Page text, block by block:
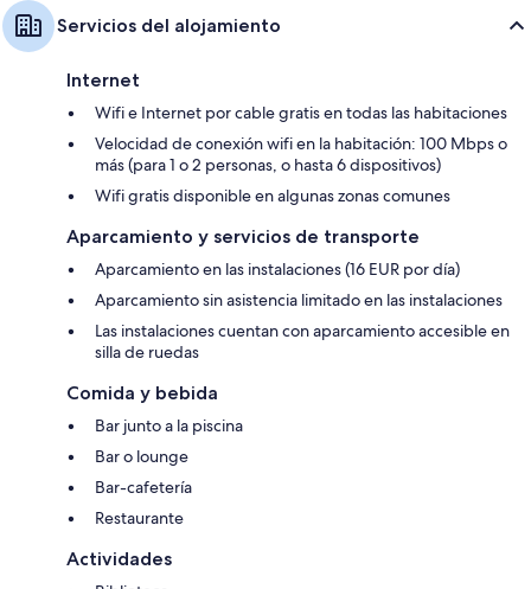
Servicios del alojamiento
Internet
Wifi e Internet por cable gratis en todas las habitaciones
Velocidad de conexión wifi en la habitación: 100 Mbps o
más (para 1 o 2 personas, o hasta 6 dispositivos)
Wifi gratis disponible en algunas zonas comunes
Aparcamiento y servicios de transporte
Aparcamiento en las instalaciones (16 EUR por día)
Aparcamiento sin asistencia limitado en las instalaciones
Las instalaciones cuentan con aparcamiento accesible en
silla de ruedas
Comida y bebida
Bar junto a la piscina
Bar o lounge
Bar-cafetería
Restaurante
Actividades